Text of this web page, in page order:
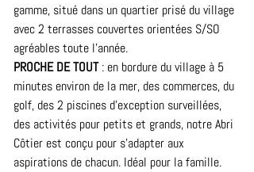
gamme, situé dans un quartier prisé du village
avec 2 terrasses couvertes orientées S/SO
agréables toute l’année.
PROCHE DE TOUT : en bordure du village à 5
minutes environ de la mer, des commerces, du
golf, des 2 piscines d’exception surveillées,
des activités pour petits et grands, notre Abri
Côtier est conçu pour s’adapter aux
aspirations de chacun. Idéal pour la famille.